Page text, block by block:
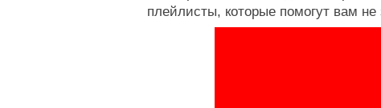
плейлисты, которые помогут вам не